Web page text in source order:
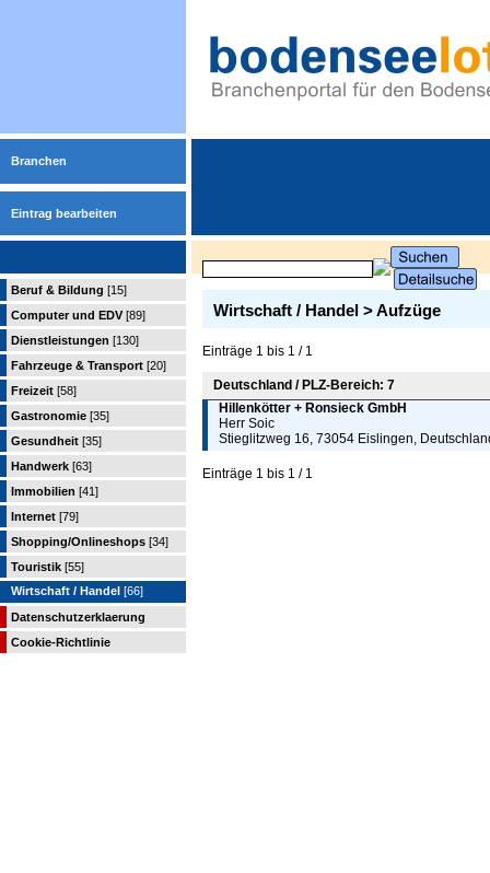
Branchen
Eintrag bearbeiten
Beruf & Bildung [15]
Computer und EDV [89]
Dienstleistungen [130]
Fahrzeuge & Transport [20]
Freizeit [58]
Gastronomie [35]
Gesundheit [35]
Handwerk [63]
Immobilien [41]
Internet [79]
Shopping/Onlineshops [34]
Touristik [55]
Wirtschaft / Handel [66]
Datenschutzerklaerung
Cookie-Richtlinie
Wirtschaft / Handel > Aufzüge
Einträge 1 bis 1 / 1
Deutschland / PLZ-Bereich: 7
Hillenkötter + Ronsieck GmbH
Herr Soic
Stieglitzweg 16, 73054 Eislingen,
Einträge 1 bis 1 / 1